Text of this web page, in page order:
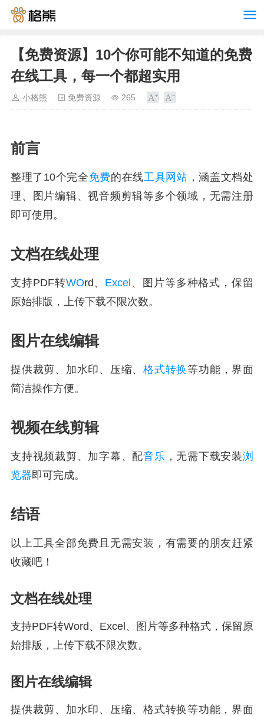
【免费资源】10个你可能不知道的免费
在线工具，每一个都超实用
小格熊 免费资源 265
前言
整理了10个完全免费的在线工具网站 ，涵盖文档处
理、图片编辑、视音频剪辑等多个领域，无需注册
即可使用。
文档在线处理
支持PDF转WOrd、 Excel 、图片等多种格式，保留
原始排版，上传下载不限次数。
图片在线编辑
提供裁剪、加水印、压缩、格式转换等功能，界面
简洁操作方便。
视频在线剪辑
支持视频裁剪、加字幕、配音乐 ，无需下载安装浏
览器即可完成。
结语
以上工具全部免费且无需安装，有需要的朋友赶紧
收藏吧！
文档在线处理
支持PDF转Word、Excel、图片等多种格式，保留原
始排版，上传下载不限次数。
图片在线编辑
提供裁剪、加水印、压缩、格式转换等功能，界面